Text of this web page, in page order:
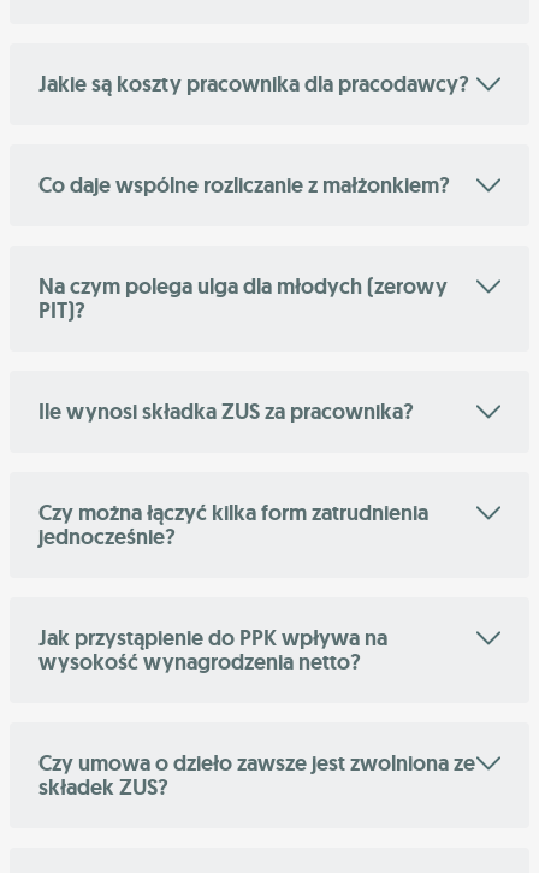
Jakie są koszty pracownika dla pracodawcy?
Co daje wspólne rozliczanie z małżonkiem?
Na czym polega ulga dla młodych (zerowy
PIT)?
Ile wynosi składka ZUS za pracownika?
Czy można łączyć kilka form zatrudnienia
jednocześnie?
Jak przystąpienie do PPK wpływa na
wysokość wynagrodzenia netto?
Czy umowa o dzieło zawsze jest zwolniona ze
składek ZUS?